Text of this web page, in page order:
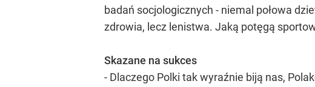
badań socjologicznych - niemal połowa
zdrowia, lecz lenistwa. Jaką potęgą
Skazane na sukces
- Dlaczego Polki tak wyraźnie biją nas,